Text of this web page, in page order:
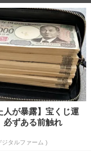
人が暴露】宝くじ運
必ずある前触れ
ジタルファーム )